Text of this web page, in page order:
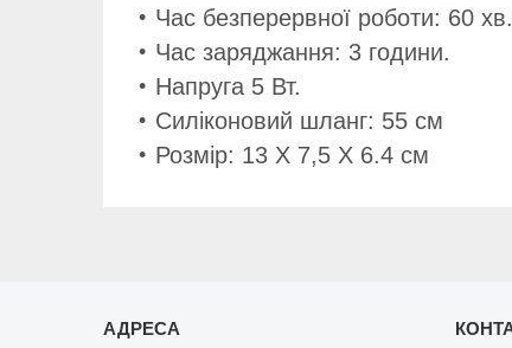
Час безперервної роботи: 60 хв.
Час заряджання: 3 години.
Напруга 5 Вт.
Силіконовий шланг: 55 см
Розмір: 13 Х 7,5 Х 6.4 см